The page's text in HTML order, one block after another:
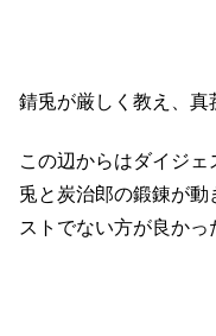
錆兎が厳しく教え、真
この辺からはダイジ
兎と炭治郎の鍛錬が動
ストでない方が良かっ